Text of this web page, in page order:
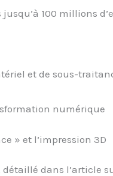
100 millions
et de sous-
numérique
» et l’impression 3D
dans l’article